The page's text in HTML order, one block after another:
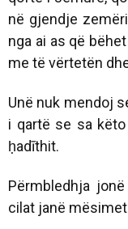
në gjendje
nga ai as që
me të vërtetën
Unë nuk mendoj
i qartë se sa
ḥadīthit.
Përmbledhja
cilat janë